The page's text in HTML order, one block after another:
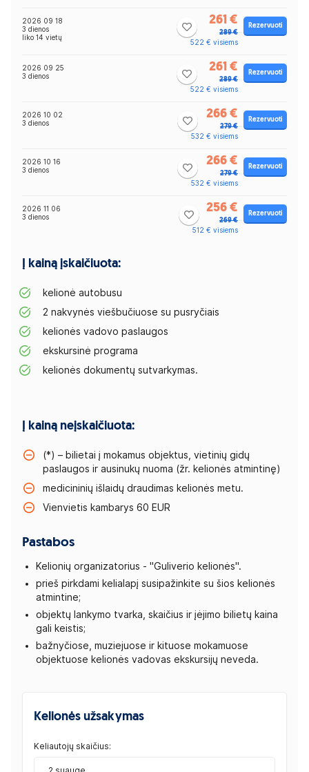
2026 09 18
3 dienos
liko 14 vietų
261 €
289 €
522 € visiems
Rezervuoti
2026 09 25
3 dienos
261 €
289 €
522 € visiems
Rezervuoti
2026 10 02
3 dienos
266 €
279 €
532 € visiems
Rezervuoti
2026 10 16
3 dienos
266 €
279 €
532 € visiems
Rezervuoti
2026 11 06
3 dienos
256 €
269 €
512 € visiems
Rezervuoti
Į kainą įskaičiuota:
kelionė autobusu
2 nakvynės viešbučiuose su pusryčiais
kelionės vadovo paslaugos
ekskursinė programa
kelionės dokumentų sutvarkymas.
Į kainą neįskaičiuota:
(*) – bilietai į mokamus objektus, vietinių gidų
paslaugos ir ausinukų nuoma (žr. kelionės atmintinę)
medicininių išlaidų draudimas kelionės metu.
Vienvietis kambarys 60 EUR
Pastabos
Kelionių organizatorius - "Guliverio kelionės".
prieš pirkdami kelialapį susipažinkite su šios kelionės
atmintine;
objektų lankymo tvarka, skaičius ir įėjimo bilietų kaina
gali keistis;
bažnyčiose, muziejuose ir kituose mokamuose
objektuose kelionės vadovas ekskursijų neveda.
Kelionės užsakymas
Keliautojų skaičius: